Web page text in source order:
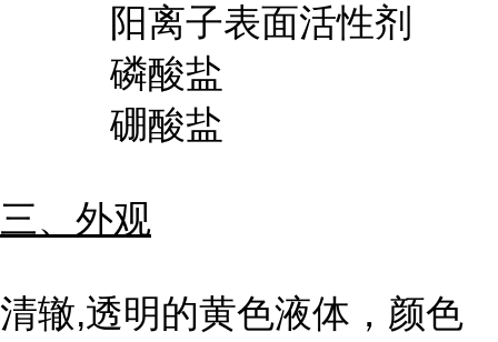
阳离子表面活性剂
磷酸盐
硼酸盐
三、外观
清辙,透明的黄色液体，颜色